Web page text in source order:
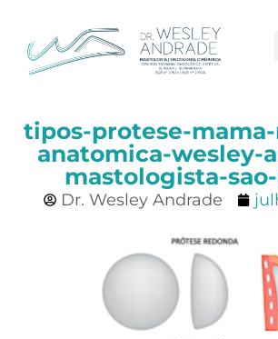
tipos-protese-
anatomica-wesley-
mastologista-
Dr. Wesley Andrade